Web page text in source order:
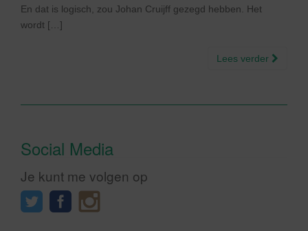
En dat is logisch, zou Johan Cruijff gezegd hebben. Het
wordt […]
Lees verder
Social Media
Je kunt me volgen op